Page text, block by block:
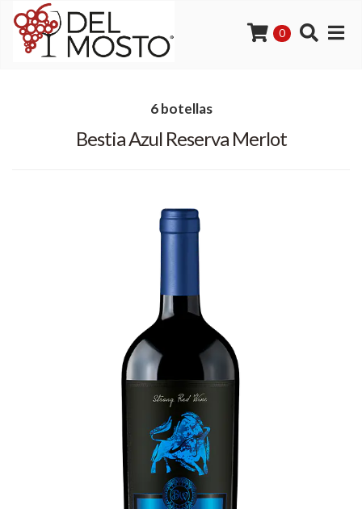
0
6 botellas
Bestia Azul Reserva Merlot